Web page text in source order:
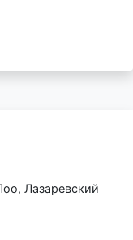
Лазаревский